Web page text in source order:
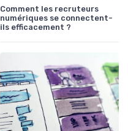
Comment les recruteurs
numériques se connectent-
ils efficacement ?